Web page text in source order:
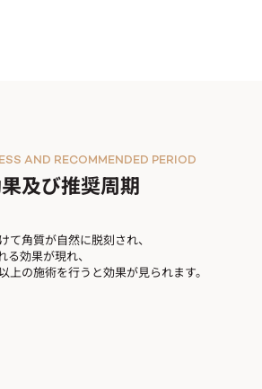
及び推奨周期
AND RECOMMENDED PERIOD
て角質が自然に脱刻され、
効果が現れ、
上の施術を行うと効果が見られます。